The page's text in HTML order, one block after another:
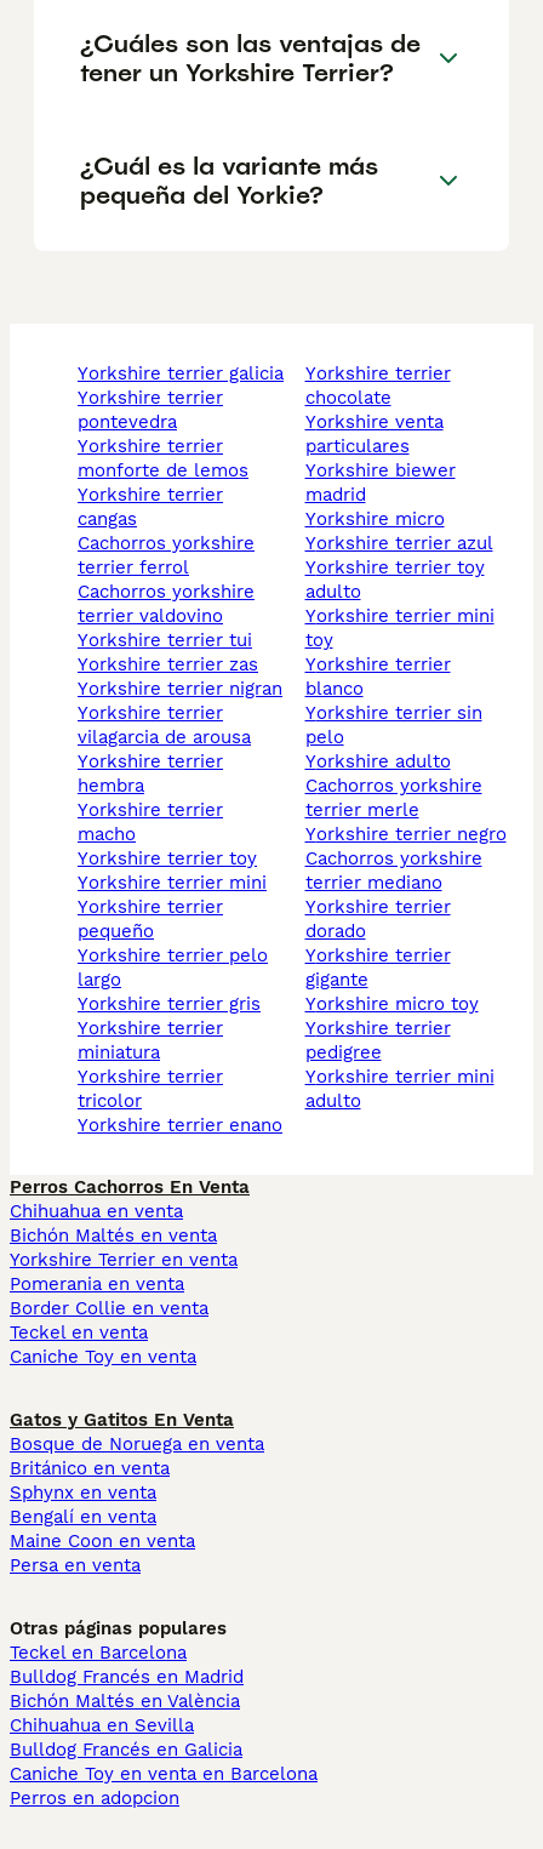
¿Cuáles son las ventajas de
tener un Yorkshire Terrier?
¿Cuál es la variante más
pequeña del Yorkie?
yorkshire terrier galicia
yorkshire terrier
pontevedra
yorkshire terrier
monforte de lemos
yorkshire terrier
cangas
cachorros yorkshire
terrier ferrol
cachorros yorkshire
terrier valdovino
yorkshire terrier tui
yorkshire terrier zas
yorkshire terrier nigran
yorkshire terrier
vilagarcia de arousa
yorkshire terrier
hembra
yorkshire terrier
macho
yorkshire terrier toy
yorkshire terrier mini
yorkshire terrier
pequeño
yorkshire terrier pelo
largo
yorkshire terrier gris
yorkshire terrier
miniatura
yorkshire terrier
tricolor
yorkshire terrier enano
yorkshire terrier
chocolate
yorkshire venta
particulares
yorkshire biewer
madrid
yorkshire micro
yorkshire terrier azul
yorkshire terrier toy
adulto
yorkshire terrier mini
toy
yorkshire terrier
blanco
yorkshire terrier sin
pelo
yorkshire adulto
cachorros yorkshire
terrier merle
yorkshire terrier negro
cachorros yorkshire
terrier mediano
yorkshire terrier
dorado
yorkshire terrier
gigante
yorkshire micro toy
yorkshire terrier
pedigree
yorkshire terrier mini
adulto
Perros Cachorros En Venta
Chihuahua en venta
Bichón Maltés en venta
Yorkshire Terrier en venta
Pomerania en venta
Border Collie en venta
Teckel en venta
Caniche Toy en venta
Gatos y Gatitos En Venta
Bosque de Noruega en venta
Británico en venta
Sphynx en venta
Bengalí en venta
Maine Coon en venta
Persa en venta
Otras páginas populares
Teckel en Barcelona
Bulldog Francés en Madrid
Bichón Maltés en València
Chihuahua en Sevilla
Bulldog Francés en Galicia
Caniche Toy en venta en Barcelona
Perros en adopcion